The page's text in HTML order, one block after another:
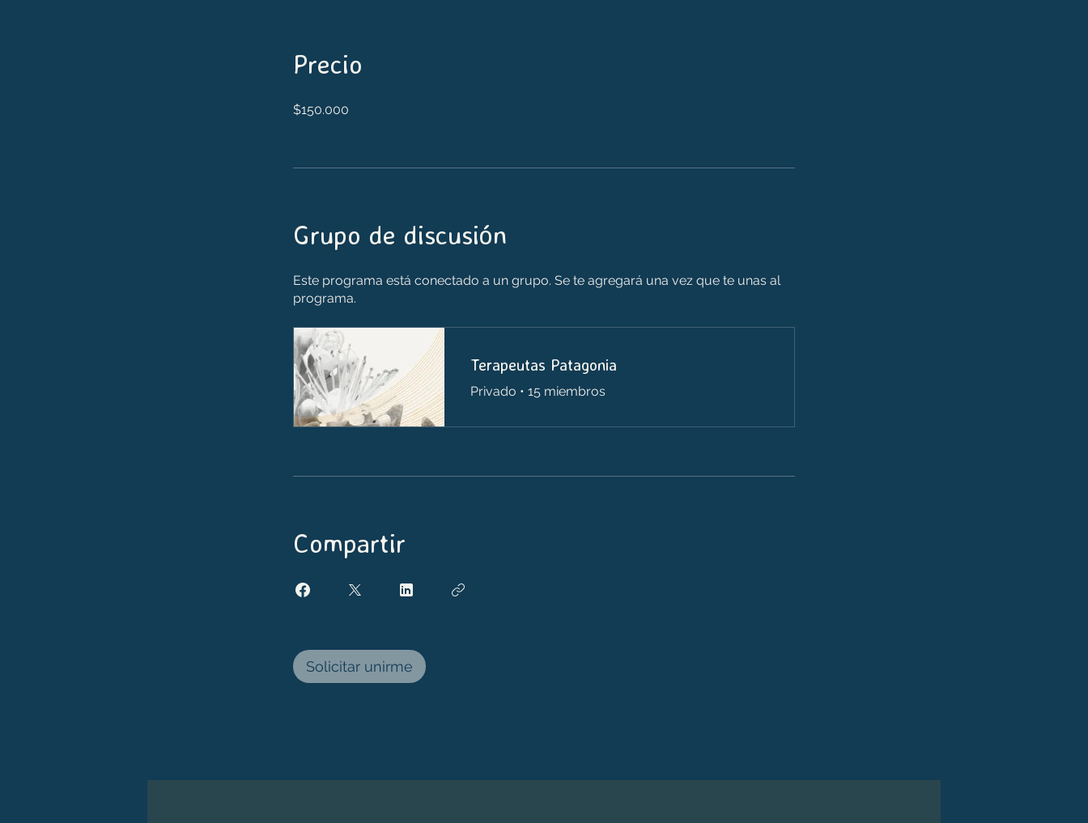
Precio
$150.000
Grupo de discusión
Este programa está conectado a un grupo. Se te agregará una vez que te unas al
programa.
Terapeutas Patagonia
Privado • 15 miembros
Compartir
Solicitar unirme